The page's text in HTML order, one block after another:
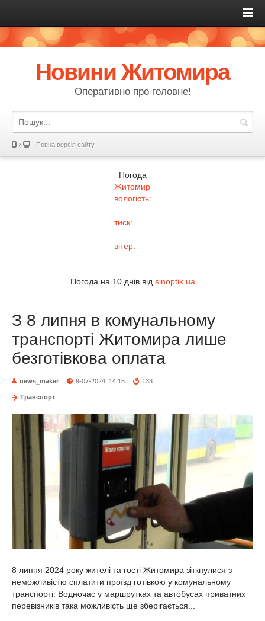
Новини Житомира
Оперативно про головне!
Повна версія сайту
Погода
Житомир
вологість:
тиск:
вітер:
Погода на 10 днів від sinoptik.ua
З 8 липня в комунальному
транспорті Житомира лише
безготівкова оплата
news_maker 9-07-2024, 14:15 133
Транспорт
8 липня 2024 року жителі та гості Житомира зіткнулися з
неможливістю сплатити проїзд готівкою у комунальному
транспорті. Водночас у маршрутках та автобусах приватних
перевізників така можливість ще зберігається...